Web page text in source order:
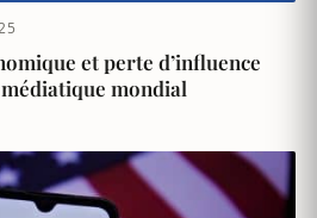
et perte d’influence
mondial